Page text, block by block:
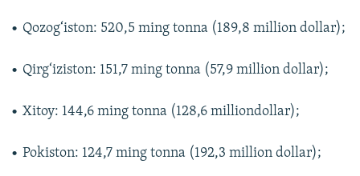
• Qozog‘iston: 520,5 ming tonna (189,8 million dollar);
• Qirg‘iziston: 151,7 ming tonna (57,9 million dollar);
• Xitoy: 144,6 ming tonna (128,6 milliondollar);
• Pokiston: 124,7 ming tonna (192,3 million dollar);